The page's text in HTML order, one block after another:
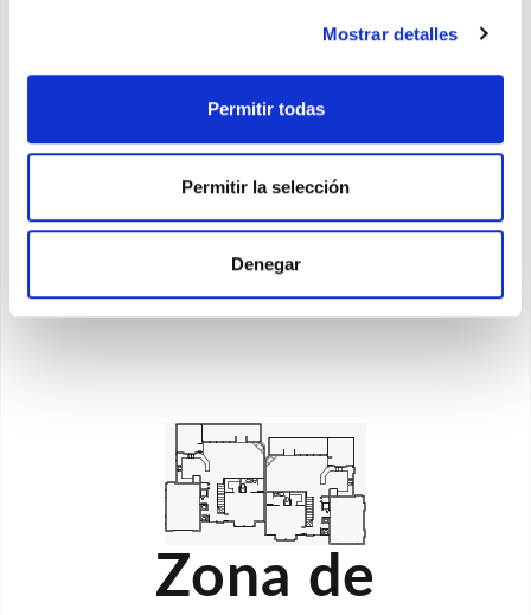
Mostrar detalles
Permitir todas
Permitir la selección
Denegar
Astomi Sound
El difusor de aroma que le da voz a tu
bienestar
Descubra
Zona de